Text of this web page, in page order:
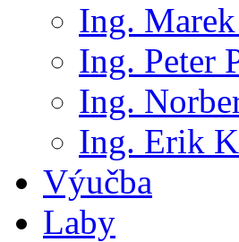
Ing.
Ing. Peter
Ing.
Ing. Erik
Výučba
Laby